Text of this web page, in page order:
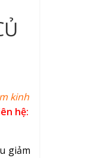
kinh
hệ:
giảm